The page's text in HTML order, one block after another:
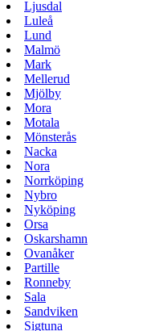
Ljusdal
Luleå
Lund
Malmö
Mark
Mellerud
Mjölby
Mora
Motala
Mönsterås
Nacka
Nora
Norrköping
Nybro
Nyköping
Orsa
Oskarshamn
Ovanåker
Partille
Ronneby
Sala
Sandviken
Sigtuna